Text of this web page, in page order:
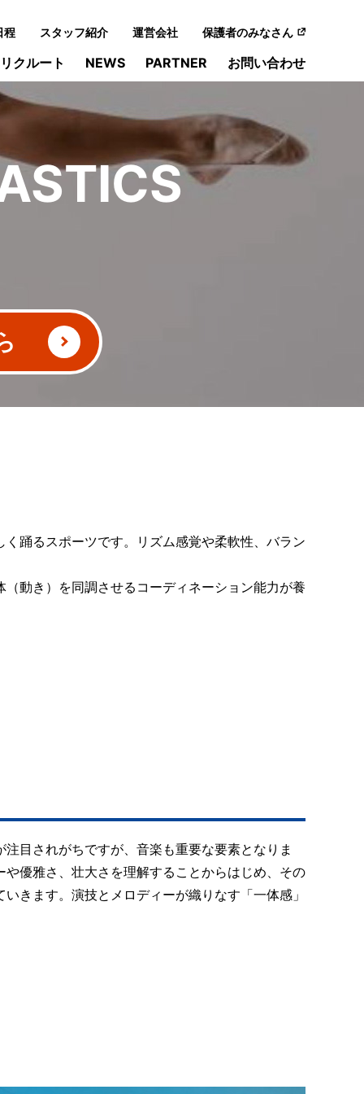
程 スタッフ紹介 運営会社 保護者のみなさん
リクルート NEWS PARTNER お問い合わせ
踊るスポーツです。リズム感覚や柔軟性、バラン
動き）を同調させるコーディネーション能力が養
目されがちですが、音楽も重要な要素となりま
優雅さ、壮大さを理解することからはじめ、その
きます。演技とメロディーが織りなす「一体感」